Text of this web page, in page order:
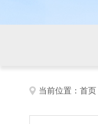
当前位置： 首页